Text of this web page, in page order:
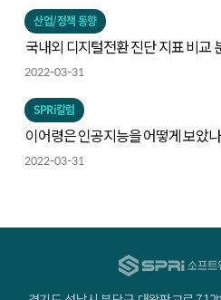
산업/정책 동향
국내외 디지털전환 진단 지표 비교
2022-03-31
SPRi칼럼
이어령은 인공지능을 어떻게 보았나
2022-03-31